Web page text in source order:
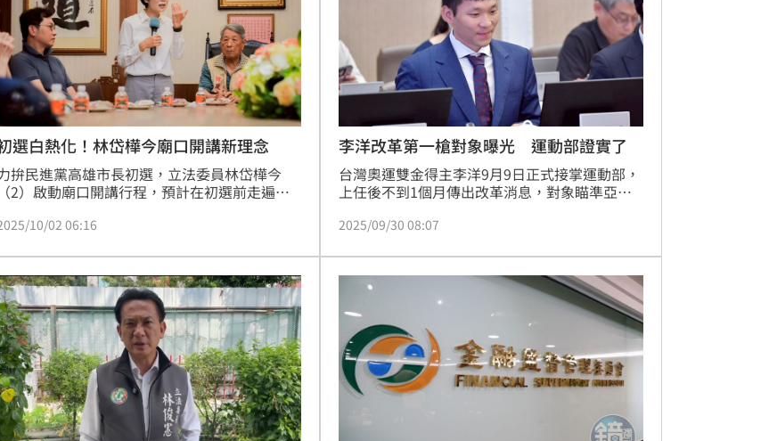
選白熱化！林岱樺今廟口開講新理念
拚民進黨高雄市長初選，立法委員林岱樺今
（2）啟動廟口開講行程，預計在初選前走遍全
新興區鼓壽宮，與前金區萬興宮參香，獲得寺
、護國市長」主張，強調她已準備好承擔市長
責，打造人民安居樂業的高雄。
10/02 06:16
李洋改革第一槍對象曝光 運動部證實了
台灣奧運雙金得主李洋9月9日正式接掌運動部，
上任後不到1個月傳出改革消息，對象瞄準亞奧
會」，讓運動員的心聲能夠直接被聽見。對此，
內進一步具體研商後，再行對外說明。
2025/09/30 08:07